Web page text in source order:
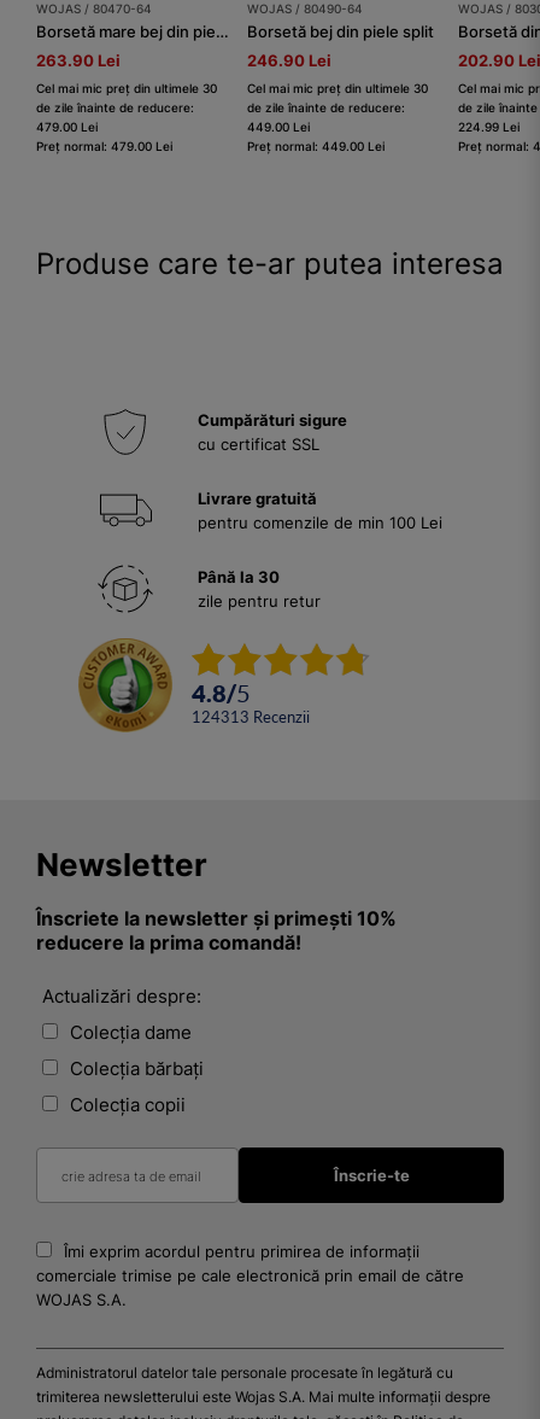
WOJAS / 80470-64
Borsetă mare bej din piele split
263.90 Lei
Cel mai mic preț din ultimele 30
de zile înainte de reducere:
479.00 Lei
Preț normal: 479.00 Lei
WOJAS / 80490-64
Borsetă bej din piele split
246.90 Lei
Cel mai mic preț din ultimele 30
de zile înainte de reducere:
449.00 Lei
Preț normal: 449.00 Lei
WOJAS /
Borsetă
202.90 Lei
Cel mai mic
de zile
224.99 Lei
Preț normal:
Produse care te-ar putea interesa
Cumpărături sigure
cu certificat SSL
Livrare gratuită
pentru comenzile de min 100 Lei
Până la 30
zile pentru retur
4.8/5
124313 Recenzii
Newsletter
Înscriete la newsletter și primești 10%
reducere la prima comandă!
Actualizări despre:
Colecția dame
Colecția bărbați
Colecția copii
Îmi exprim acordul pentru primirea de informații
comerciale trimise pe cale electronică prin email de către
WOJAS S.A.
Administratorul datelor tale personale procesate în legătură cu
trimiterea newsletterului este Wojas S.A. Mai multe informații despre